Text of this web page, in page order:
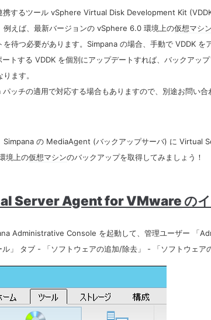
携するツール vSphere Virtual Disk Development Kit
例えば、最新バージョンの vSphere 6.0 環境上の仮想マシン
を待つ必要があります。 Simpana の場合、手動で VDDK を
トする VDDK を個別にアップデートすれば、バックアッ
ます。
ッチの適用で対応する場合もありますので、別途お問い合
Simpana の MediaAgent (バックアップサーバ) に Virtual
境上の仮想マシンのバックアップを取得してみましょう！
Server Agent forVMware の
Administrative Console を起動して、管理ユーザー 「
ル」 タブ - 「ソフトウェアの追加/除去」 - 「ソフトウェア